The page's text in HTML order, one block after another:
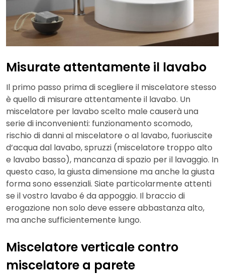
Misurate attentamente il lavabo
Il primo passo prima di scegliere il miscelatore stesso
è quello di misurare attentamente il lavabo. Un
miscelatore per lavabo scelto male causerà una
serie di inconvenienti: funzionamento scomodo,
rischio di danni al miscelatore o al lavabo, fuoriuscite
d’acqua dal lavabo, spruzzi (miscelatore troppo alto
e lavabo basso), mancanza di spazio per il lavaggio. In
questo caso, la giusta dimensione ma anche la giusta
forma sono essenziali. Siate particolarmente attenti
se il vostro lavabo é da appoggio. Il braccio di
erogazione non solo deve essere abbastanza alto,
ma anche sufficientemente lungo.
Miscelatore verticale contro
miscelatore a parete